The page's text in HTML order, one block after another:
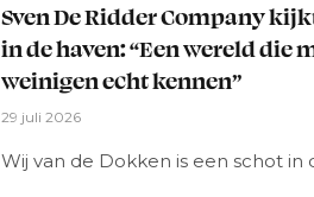
Sven De Ridder Company
in de haven: “Een wereld die
weinigen echt kennen”
29 juli 2026
Wij van de Dokken is een schot in